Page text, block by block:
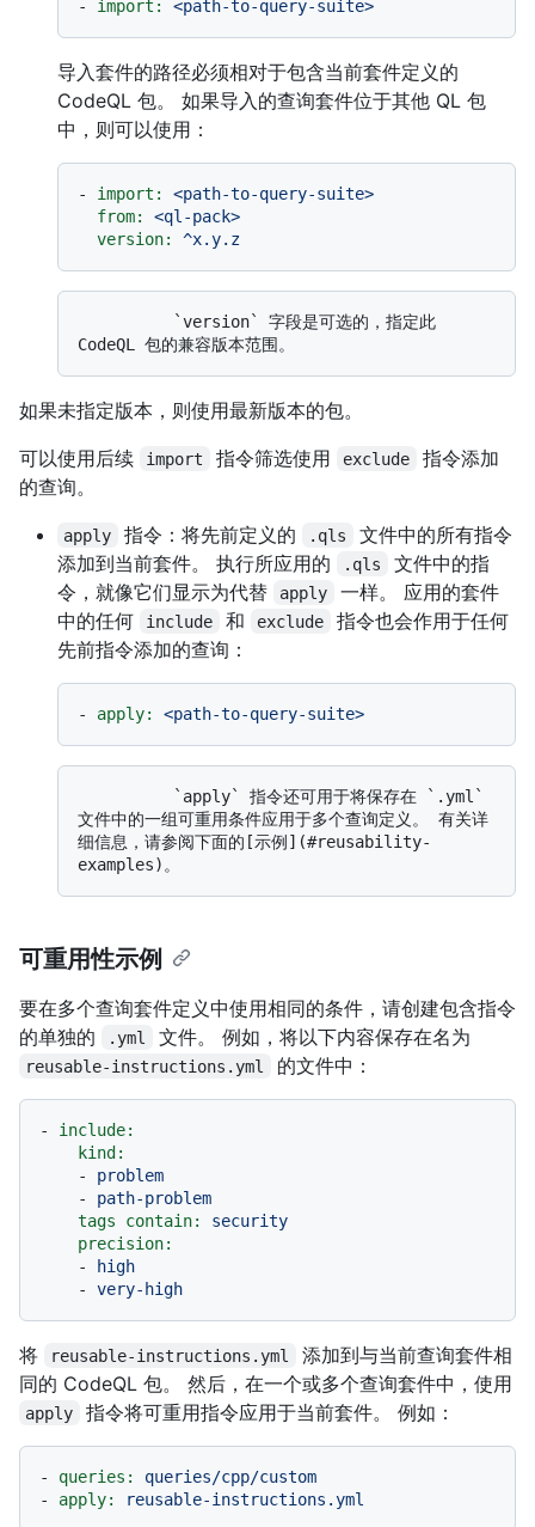
- import: <path-to-query-suite>
导入套件的路径必须相对于包含当前套件定义的
CodeQL 包。 如果导入的查询套件位于其他 QL 包
中，则可以使用：
- import:
<path-to-query-suite>
from:
<ql-pack>
version:
^x.y.z
如果未指定版本，则使用最新版本的包。
可以使用后续
import 指令筛选使用 exclude
指令添加
的查询。
apply 指令：将先前定义的 .qls
文件中的所有指令
添加到当前套件。 执行所应用的
.qls
文件中的指
令，就像它们显示为代替
apply
一样。 应用的套件
中的任何
include 和 exclude
指令也会作用于任何
先前指令添加的查询：
- apply: <path-to-query-suite>
文件中的一组可重用条件应用于多个查询定义。 有关详
细信息，请参阅下面的[示例](#reusability-
可重用性示例
要在多个查询套件定义中使用相同的条件，请创建包含指令
的单独的
.yml 文件。 例如，将以下内容保存在名为
reusable-instructions.yml 的文件中：
-
include:
kind:
-
problem
-
path-problem
tags contain:
security
precision:
-
high
-
very-high
将 reusable-instructions.yml
添加到与当前查询套件相
同的 CodeQL 包。 然后，在一个或多个查询套件中，使用
apply 指令将可重用指令应用于当前套件。 例如：
- queries:
queries/cpp/custom
-
apply: reusable-instructions.yml